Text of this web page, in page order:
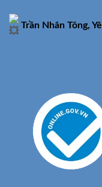
Trần Nhân Tông,